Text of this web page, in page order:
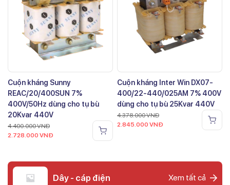
Cuộn kháng Sunny
REAC/20/400SUN 7%
400V/50Hz dùng cho tụ bù
20Kvar 440V
4.400.000VNĐ
2.728.000 VNĐ
Cuộn kháng Inter Win DX07-
400/22-440/025AM 7% 400V
dùng cho tụ bù 25Kvar 440V
4.378.000VNĐ
2.845.000 VNĐ
Dây - cáp điện Xem tất cả